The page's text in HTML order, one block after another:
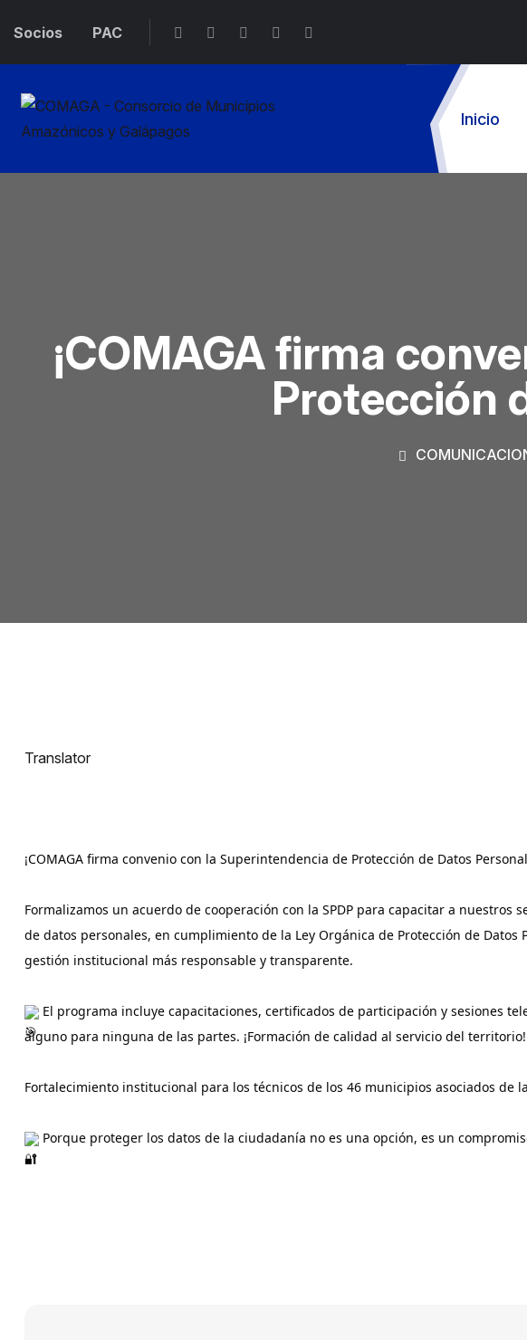
Socios PAC
Inicio
¡COMAGA firma
Protección
Translator
¡COMAGA firma convenio con la Superintendencia de Protección de Datos
Formalizamos un acuerdo de cooperación con la SPDP para capacitar a nuestros
de datos personales, en cumplimiento de la Ley Orgánica de Protección de Datos
gestión institucional más responsable y transparente.
El programa incluye capacitaciones, certificados de participación y sesiones
alguno para ninguna de las partes. ¡Formación de calidad al servicio del territorio!
Fortalecimiento institucional para los técnicos de los 46 municipios asociados de
Porque proteger los datos de la ciudadanía no es una opción, es un